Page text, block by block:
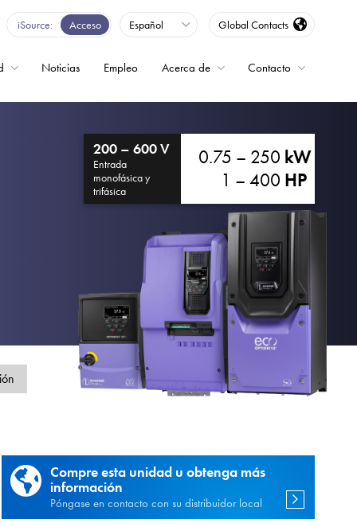
iSource Acceso Español Global Contacts
Noticias Empleo Acerca de Contacto
200 – 600 V
Entrada
monofásica y
trifásica
0.75 – 250 kW
1 – 400 HP
Compre esta unidad u obtenga más
información
Póngase en contacto con su distribuidor local